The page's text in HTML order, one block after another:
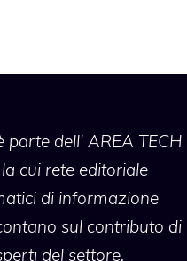
parte dell' AREA TECH
cui rete editoriale
di informazione
sul contributo di
del settore.